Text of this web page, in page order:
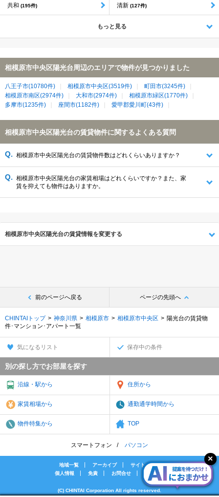
共和 (195件) 清新 (127件)
もっと見る
相模原市中央区陽光台周辺のエリアで物件が見つかりました
八王子市(10780件) 相模原市中央区(3519件)
町田市(3245件)
相模原市南区(2974件)
大和市(2974件)
相模原市緑区(1770件)
多摩市(1235件)
座間市(1182件) 愛甲郡愛川町(43件)
相模原市中央区陽光台の賃貸物件に関するよくある質問
相模原市中央区陽光台の賃貸物件数はどれくらいありますか？
相模原市中央区陽光台の家賃相場はどれくらいですか？また、家
賃を抑えても物件はありますか。
相模原市中央区陽光台の賃貸情報を変更する
前のページへ戻る ページの先頭へ
CHINTAIトップ 神奈川県 相模原市 相模原市中央区
陽光台の賃貸物
件･マンション･アパート一覧
気になるリスト 保存中の条件
別の探し方でお部屋を探す
沿線・駅から 住所から
家賃相場から 通勤通学時間から
物件特集から TOP
スマートフォン パソコン
地域一覧 アーカイブ
サイトマップ
個人情報
免責 お問合せ 会社案内
(C) CHINTAI Corporation All rights reserved.